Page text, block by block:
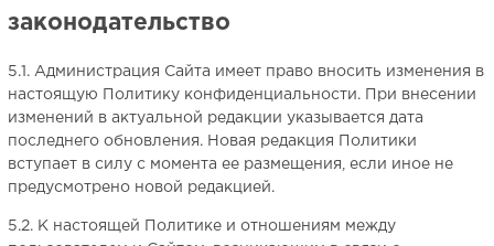
законодательство
5.1. Администрация Сайта имеет право вносить изменения в
настоящую Политику конфиденциальности. При внесении
изменений в актуальной редакции указывается дата
последнего обновления. Новая редакция Политики
вступает в силу с момента ее размещения, если иное не
предусмотрено новой редакцией.
5.2. К настоящей Политике и отношениям между